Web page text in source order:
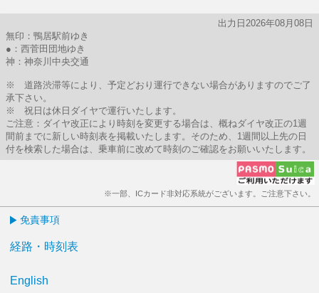
出力日2026年08月08日
無印：鴨居駅前ゆき
●：西菅田団地ゆき
神：神奈川中央交通
※ 道路渋滞等により、予定どおり運行できない場合がありますのでご了
承下さい。
※ 祝日は休日ダイヤで運行いたします。
ご注意：ダイヤ改正により時刻を変更する場合は、概ねダイヤ改正の1週
間前までに新しい時刻表を掲載いたします。そのため、1週間以上先の日
付を検索した場合は、乗車前に改めて時刻のご確認をお願いいたします。
※一部、ICカード非対応系統がございます。ご注意下さい。
免責事項
経路・時刻表
English